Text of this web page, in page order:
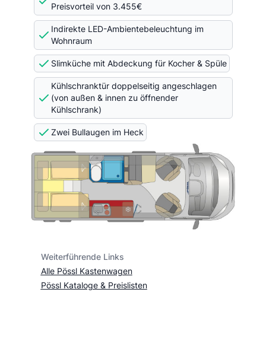
Preisvorteil von 3.455€
Indirekte LED-Ambientebeleuchtung im
Wohnraum
Slimküche mit Abdeckung für Kocher & Spüle
Kühlschranktür doppelseitig angeschlagen
(von außen & innen zu öffnender
Kühlschrank)
Zwei Bullaugen im Heck
Weiterführende Links
Alle Pössl Kastenwagen
Pössl Kataloge & Preislisten